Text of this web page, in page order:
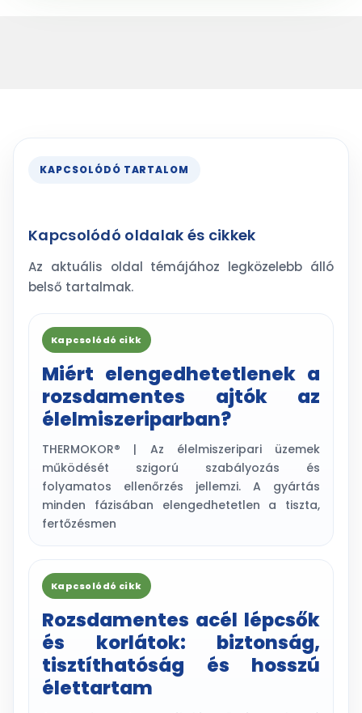
KAPCSOLÓDÓ TARTALOM
Kapcsolódó oldalak és cikkek
Az aktuális oldal témájához legközelebb álló
belső tartalmak.
Kapcsolódó cikk
Miért elengedhetetlenek a
rozsdamentes ajtók az
élelmiszeriparban?
THERMOKOR® | Az élelmiszeripari üzemek
működését szigorú szabályozás és
folyamatos ellenőrzés jellemzi. A gyártás
minden fázisában elengedhetetlen a tiszta,
fertőzésmen
Kapcsolódó cikk
Rozsdamentes acél lépcsők
és korlátok: biztonság,
tisztíthatóság és hosszú
élettartam